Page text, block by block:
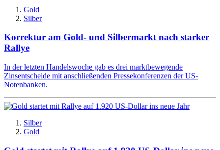
Gold
Silber
Korrektur am Gold- und Silbermarkt nach starker
Rallye
In der letzten Handelswoche gab es drei marktbewegende
Zinsentscheide mit anschließenden Pressekonferenzen der US-
Notenbanken.
Silber
Gold